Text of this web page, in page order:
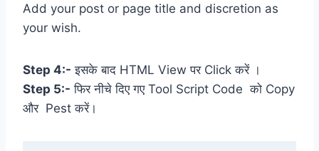
Add your post or page title and discretion as
your wish.
Step 4:- इसके बाद HTML View पर Click करें ।
Step 5:- फिर नीचे दिए गए Tool Script Code को Copy
और Pest करें।